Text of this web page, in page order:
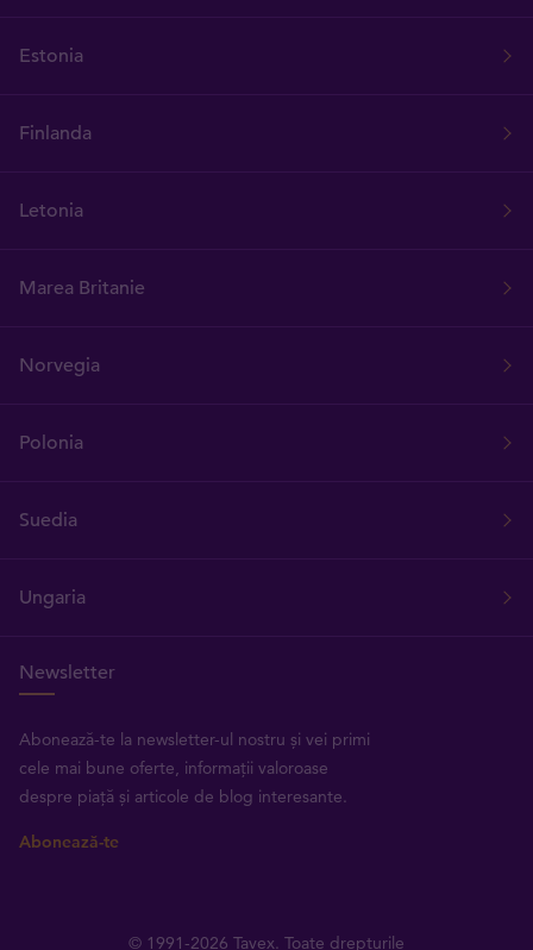
Estonia
Finlanda
Letonia
Marea Britanie
Norvegia
Polonia
Suedia
Ungaria
Newsletter
Abonează-te la newsletter-ul nostru și vei primi
cele mai bune oferte, informații valoroase
despre piață și articole de blog interesante.
Abonează-te
© 1991-2026 Tavex. Toate drepturile